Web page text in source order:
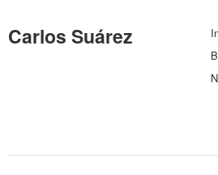
Carlos Suárez